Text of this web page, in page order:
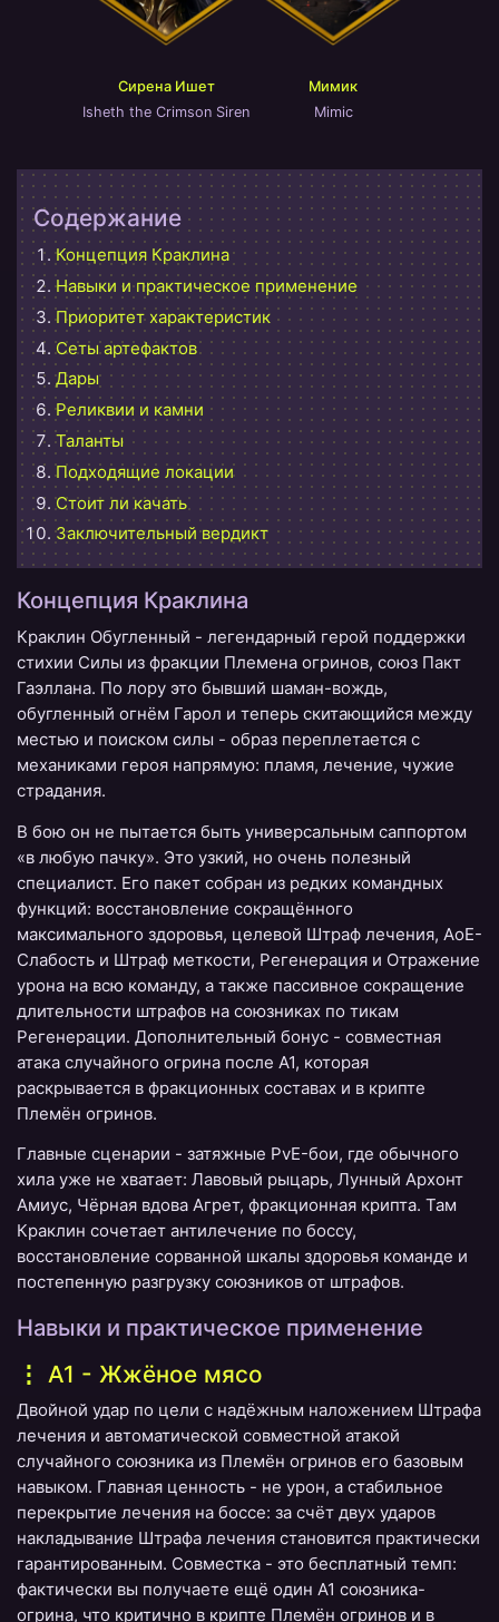
Сирена Ишет
Isheth the Crimson Siren
Мимик
Mimic
Содержание
Концепция Краклина
Навыки и практическое применение
Приоритет характеристик
Сеты артефактов
Дары
Реликвии и камни
Таланты
Подходящие локации
Стоит ли качать
Заключительный вердикт
Концепция Краклина
Краклин Обугленный - легендарный герой поддержки
стихии Силы из фракции Племена огринов, союз Пакт
Гаэллана. По лору это бывший шаман-вождь,
обугленный огнём Гарол и теперь скитающийся между
местью и поиском силы - образ переплетается с
механиками героя напрямую: пламя, лечение, чужие
страдания.
В бою он не пытается быть универсальным саппортом
«в любую пачку». Это узкий, но очень полезный
специалист. Его пакет собран из редких командных
функций: восстановление сокращённого
максимального здоровья, целевой Штраф лечения, AoE-
Слабость и Штраф меткости, Регенерация и Отражение
урона на всю команду, а также пассивное сокращение
длительности штрафов на союзниках по тикам
Регенерации. Дополнительный бонус - совместная
атака случайного огрина после A1, которая
раскрывается в фракционных составах и в крипте
Племён огринов.
Главные сценарии - затяжные PvE-бои, где обычного
хила уже не хватает: Лавовый рыцарь, Лунный Архонт
Амиус, Чёрная вдова Агрет, фракционная крипта. Там
Краклин сочетает антилечение по боссу,
восстановление сорванной шкалы здоровья команде и
постепенную разгрузку союзников от штрафов.
Навыки и практическое применение
A1 - Жжёное мясо
Двойной удар по цели с надёжным наложением Штрафа
лечения и автоматической совместной атакой
случайного союзника из Племён огринов его базовым
навыком. Главная ценность - не урон, а стабильное
перекрытие лечения на боссе: за счёт двух ударов
накладывание Штрафа лечения становится практически
гарантированным. Совместка - это бесплатный темп:
фактически вы получаете ещё один A1 союзника-
огрина, что критично в крипте Племён огринов и в